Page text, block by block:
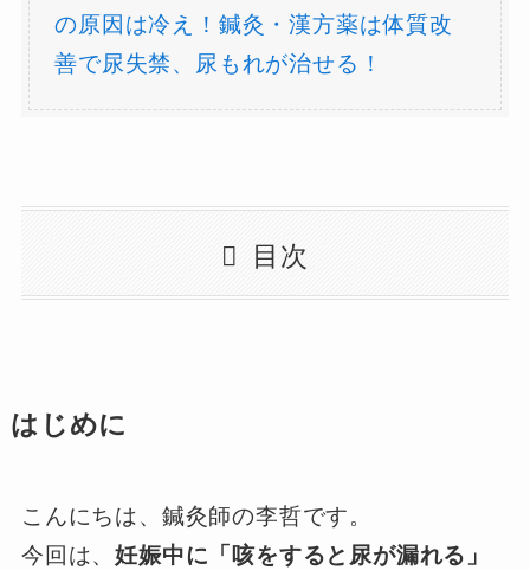
の原因は冷え！鍼灸・漢方薬は体質改
善で尿失禁、尿もれが治せる！
目次
はじめに
こんにちは、鍼灸師の李哲です。
今回は、妊娠中に「咳をすると尿が漏れる」